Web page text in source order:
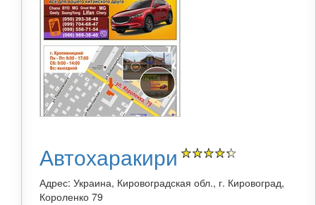
Автохаракири
Адрес: Украина, Кировоградская обл., г. Кировоград,
Короленко 79